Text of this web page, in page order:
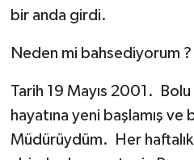
bir anda girdi.
Neden mi bahsediyorum
Tarih 19 Mayıs 2001.
hayatına yeni başlamış ve
Müdürüydüm. Her